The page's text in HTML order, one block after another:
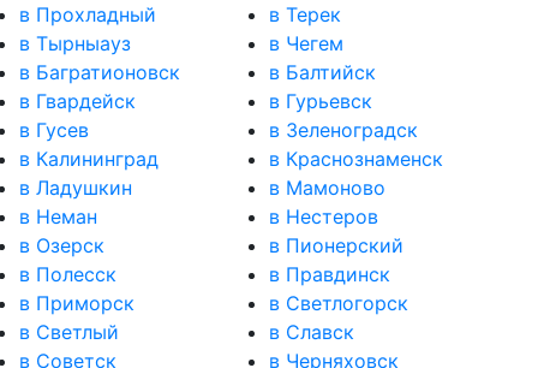
в Прохладный
в Терек
в Тырныауз
в Чегем
в Багратионовск
в Балтийск
в Гвардейск
в Гурьевск
в Гусев
в Зеленоградск
в Калининград
в Краснознаменск
в Ладушкин
в Мамоново
в Неман
в Нестеров
в Озерск
в Пионерский
в Полесск
в Правдинск
в Приморск
в Светлогорск
в Светлый
в Славск
в Советск
в Черняховск